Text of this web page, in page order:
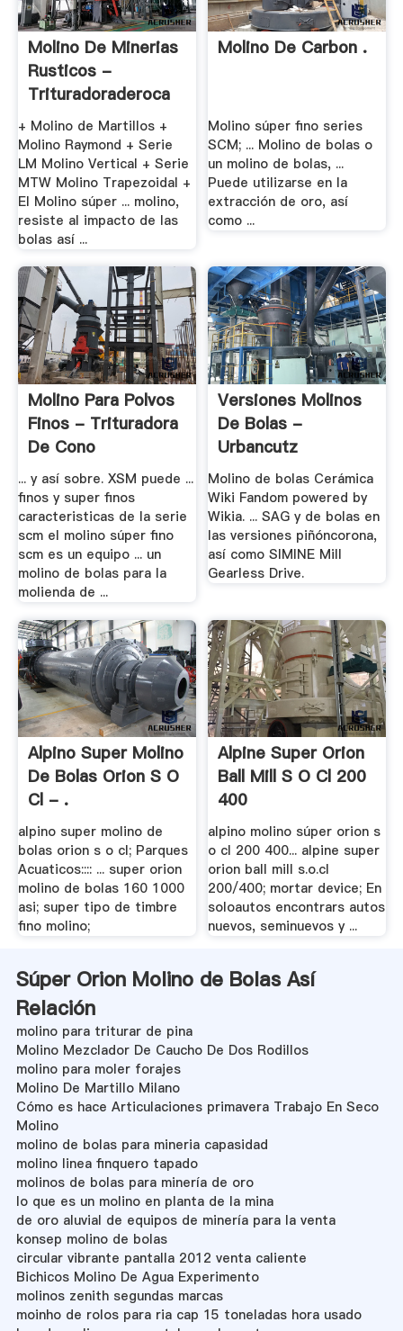
Molino De Minerias
Rusticos -
Trituradoraderoca
+ Molino de Martillos +
Molino Raymond + Serie
LM Molino Vertical + Serie
MTW Molino Trapezoidal +
El Molino súper ... molino,
resiste al impacto de las
bolas así ...
Molino De Carbon .
Molino súper fino series
SCM; ... Molino de bolas o
un molino de bolas, ...
Puede utilizarse en la
extracción de oro, así
como ...
Molino Para Polvos
Finos - Trituradora
De Cono
... y así sobre. XSM puede ...
finos y super finos
caracteristicas de la serie
scm el molino súper fino
scm es un equipo ... un
molino de bolas para la
molienda de ...
Versiones Molinos
De Bolas -
Urbancutz
Molino de bolas Cerámica
Wiki Fandom powered by
Wikia. ... SAG y de bolas en
las versiones piñóncorona,
así como SIMINE Mill
Gearless Drive.
Alpino Super Molino
De Bolas Orion S O
Cl - .
alpino super molino de
bolas orion s o cl; Parques
Acuaticos:::: ... super orion
molino de bolas 160 1000
asi; super tipo de timbre
fino molino;
Alpine Super Orion
Ball Mill S O Cl 200
400
alpino molino súper orion s
o cl 200 400... alpine super
orion ball mill s.o.cl
200/400; mortar device; En
soloautos encontrars autos
nuevos, seminuevos y ...
Súper Orion Molino de Bolas Así
Relación
molino para triturar de pina
Molino Mezclador De Caucho De Dos Rodillos
molino para moler forajes
Molino De Martillo Milano
Cómo es hace Articulaciones primavera Trabajo En Seco
Molino
molino de bolas para mineria capasidad
molino linea finquero tapado
molinos de bolas para minería de oro
lo que es un molino en planta de la mina
de oro aluvial de equipos de minería para la venta
konsep molino de bolas
circular vibrante pantalla 2012 venta caliente
Bichicos Molino De Agua Experimento
molinos zenith segundas marcas
moinho de rolos para ria cap 15 toneladas hora usado